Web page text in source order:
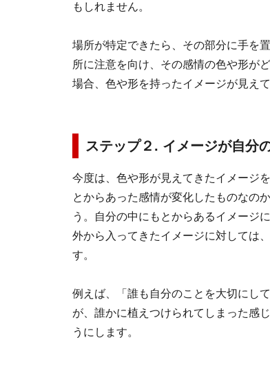
もしれません。
場所が特定できたら、その部分に手を
所に注意を向け、その感情の色や形が
場合、色や形を持ったイメージが見え
ステップ２. イメージが自分
今度は、色や形が見えてきたイメージ
とからあった感情が変化したものなの
う。自分の中にもとからあるイメージ
外から入ってきたイメージに対しては
す。
例えば、「誰も自分のことを大切にし
が、誰かに植えつけられてしまった感
うにします。